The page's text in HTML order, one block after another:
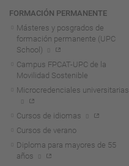
FORMACIÓN PERMANENTE
Másteres y posgrados de
formación permanente (UPC
School)
Campus FPCAT-UPC de la
Movilidad Sostenible
Microcredenciales universitarias
Cursos de idiomas
Cursos de verano
Diploma para mayores de 55
años